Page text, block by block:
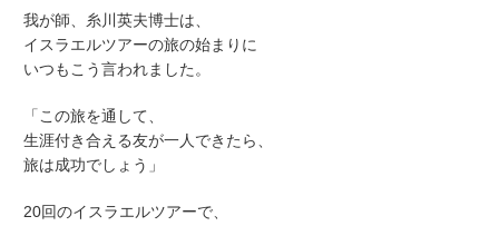
我が師、糸川英夫博士は、
イスラエルツアーの旅の始まりに
いつもこう言われました。
「この旅を通して、
生涯付き合える友が一人できたら、
旅は成功でしょう」
20回のイスラエルツアーで、